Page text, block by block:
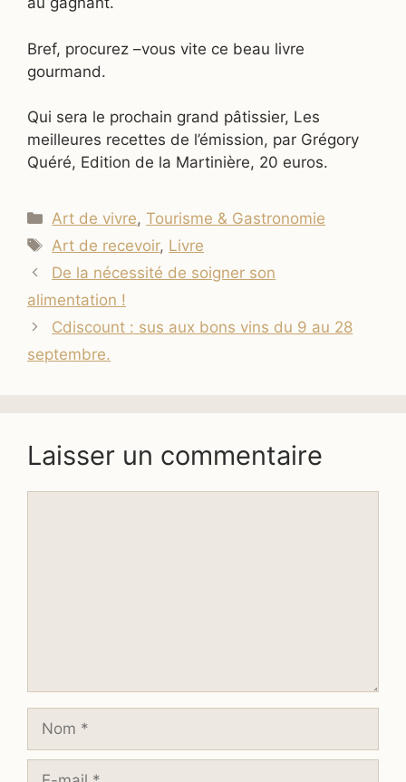
Bref, procurez –vous vite ce beau livre
gourmand.
Qui sera le prochain grand pâtissier, Les
meilleures recettes de l’émission, par Grégory
Quéré, Edition de la Martinière, 20 euros.
Catégories
Art de vivre,Tourisme & Gastronomie
Étiquettes
Art de recevoir, Livre
De la nécessité de soigner son
alimentation !
Cdiscount : sus aux bons vins du 9 au 28
septembre.
Laisser un commentaire
Nom